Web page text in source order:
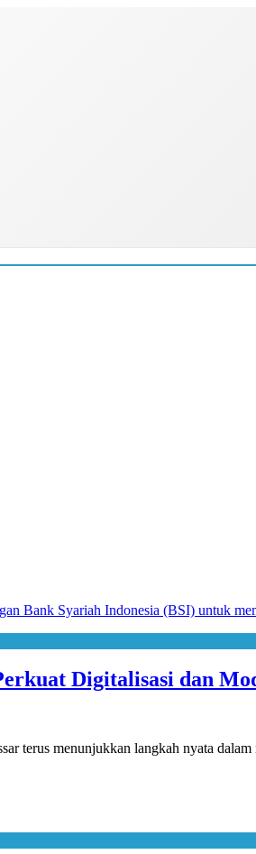
Digitalisasi dan
terus menunjukkan langkah nyata